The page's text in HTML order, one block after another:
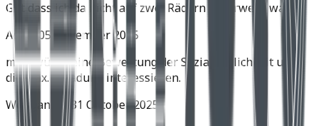
Gut dass ich da nicht auf zwei Rädern unterwegs war.
Achim05 November 2025
mich würde eine Bewertung der Soziatauglichkeit und
die max. Zuladung interessieren.
Wolfgang H.31 Oktober 2025